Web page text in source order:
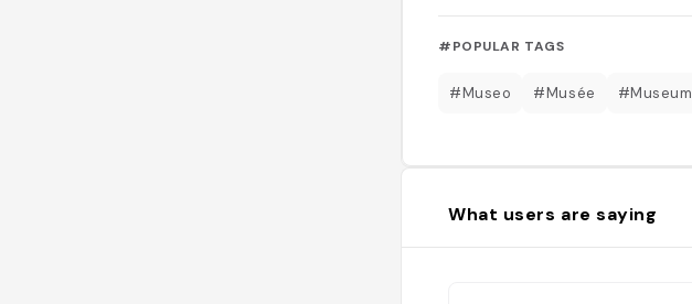
#POPULAR TAGS
#Museo #Musée #Museum
What users are saying